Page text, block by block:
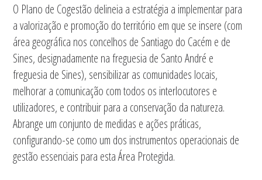
O Plano de Cogestão delineia a estratégia a implementar para
a valorização e promoção do território em que se insere (com
área geográfica nos concelhos de Santiago do Cacém e de
Sines, designadamente na freguesia de Santo André e
freguesia de Sines), sensibilizar as comunidades locais,
melhorar a comunicação com todos os interlocutores e
utilizadores, e contribuir para a conservação da natureza.
Abrange um conjunto de medidas e ações práticas,
configurando-se como um dos instrumentos operacionais de
gestão essenciais para esta Área Protegida.